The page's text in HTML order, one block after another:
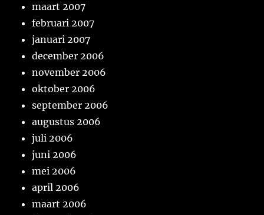
maart 2007
februari 2007
januari 2007
december 2006
november 2006
oktober 2006
september 2006
augustus 2006
juli 2006
juni 2006
mei 2006
april 2006
maart 2006